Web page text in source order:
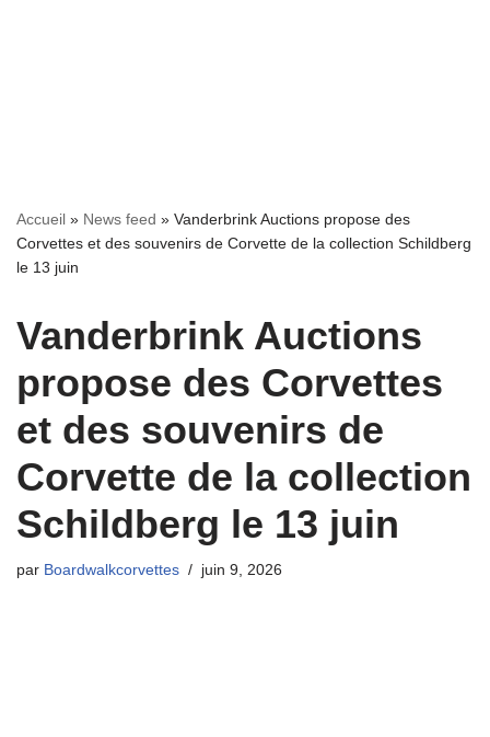
Accueil » News feed » Vanderbrink Auctions propose des
Corvettes et des souvenirs de Corvette de la collection Schildberg
le 13 juin
Vanderbrink Auctions
propose des Corvettes
et des souvenirs de
Corvette de la collection
Schildberg le 13 juin
par Boardwalkcorvettes juin 9, 2026